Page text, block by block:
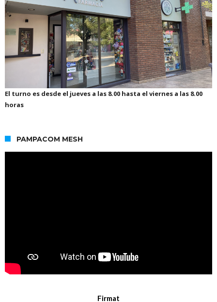
El turno es desde el jueves a las 8.00 hasta el viernes a las 8.00
horas
PAMPACOM MESH
Firmat